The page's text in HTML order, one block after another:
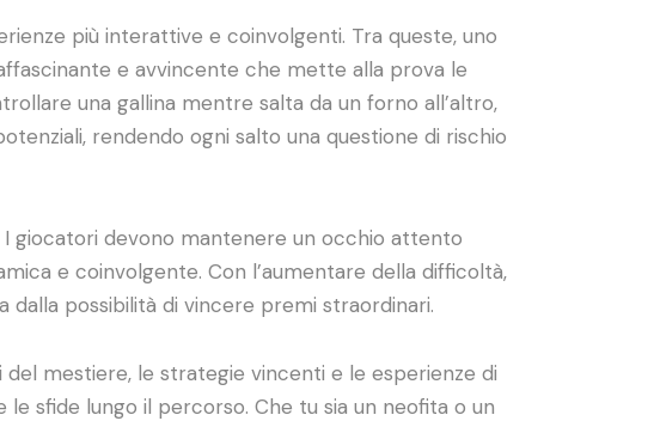
più interattive e coinvolgenti. Tra queste, uno
e avvincente che mette alla prova le
una gallina mentre salta da un forno all’altro,
rendendo ogni salto una questione di rischio
giocatori devono mantenere un occhio attento
e coinvolgente. Con l’aumentare della difficoltà,
dalla possibilità di vincere premi straordinari.
mestiere, le strategie vincenti e le esperienze di
sfide lungo il percorso. Che tu sia un neofita o un